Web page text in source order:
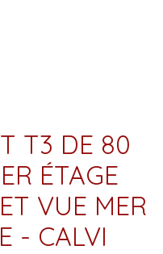
T3 DE 80
ÉTAGE
VUE MER
- CALVI